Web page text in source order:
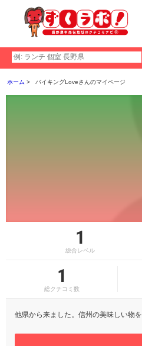
ホーム バイキングLoveさんのマイページ
1
総合レベル
1
総クチコミ数
他県から来ました。信州の美味しい物